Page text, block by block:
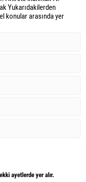
Yukarıdakilerden
konular arasında yer
ayetlerde yer alır.